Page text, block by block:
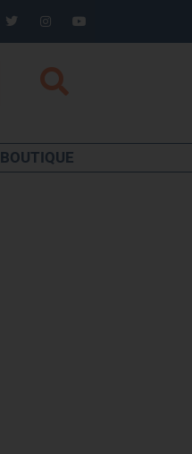
BOUTIQUE